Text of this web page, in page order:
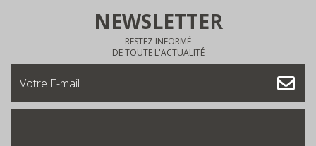
NEWSLETTER
RESTEZ INFORMÉ
DE TOUTE L'ACTUALITÉ